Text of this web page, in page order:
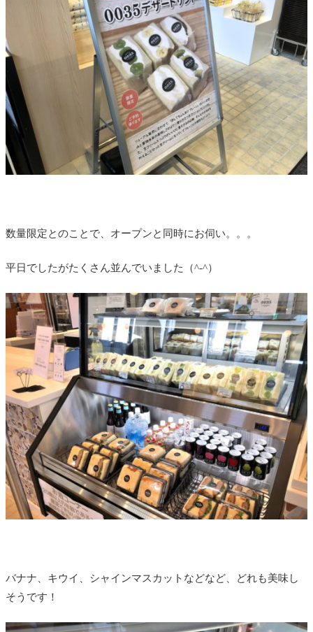
数量限定とのことで、オープンと同時にお伺い。。。
平日でしたがたくさん並んでいました（^-^）
バナナ、キウイ、シャインマスカットなどなど、どれも美味し
そうです！